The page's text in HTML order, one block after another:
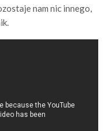
nam nic innego,